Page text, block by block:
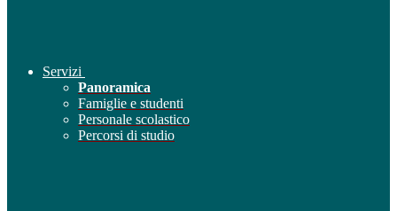
Servizi
Panoramica
Famiglie e studenti
Personale scolastico
Percorsi di studio